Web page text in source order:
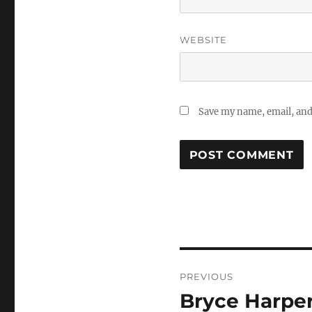
WEBSITE
Save my name, email,
navigation
PREVIOUS
Previous
Bryce